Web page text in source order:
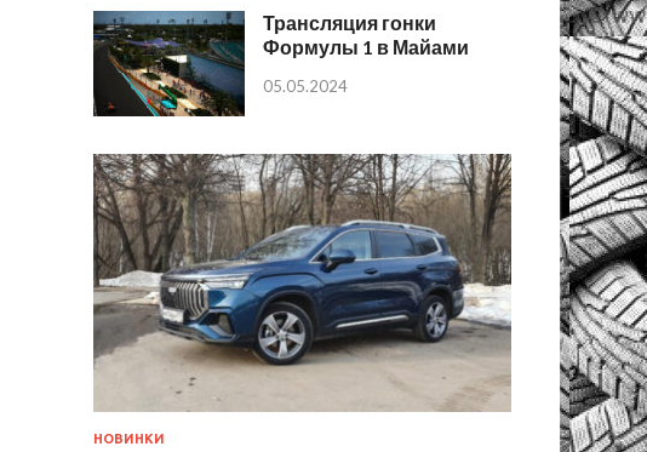
Трансляция гонки
Формулы 1 в Майами
05.05.2024
НОВИНКИ